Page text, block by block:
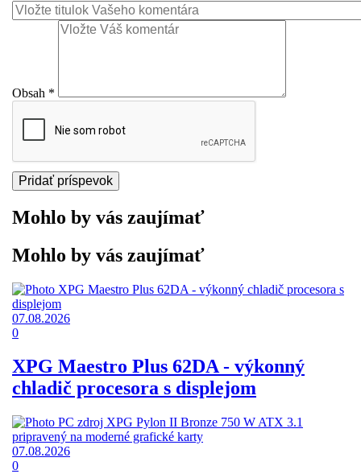
Obsah *
Mohlo by vás zaujímať
Mohlo by vás zaujímať
07.08.2026
0
XPG Maestro Plus 62DA - výkonný
chladič procesora s displejom
07.08.2026
0